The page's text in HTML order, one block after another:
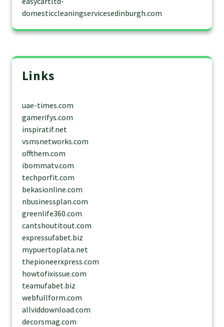
domesticcleaningservicesedinburgh.com
Links
uae-times.com
gamerifys.com
inspiratif.net
vsmsnetworks.com
offthem.com
ibommatv.com
techporfit.com
bekasionline.com
nbusinessplan.com
greenlife360.com
cantshoutitout.com
expressufabet.biz
mypuertoplata.net
thepioneerxpress.com
howtofixissue.com
teamufabet.biz
webfullform.com
allviddownload.com
decorsmag.com